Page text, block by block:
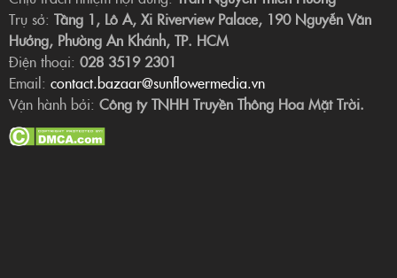
Trụ sở: Tầng 1, Lô A, Xi Riverview Palace, 190 Nguyễn Văn
Hưởng, Phường An Khánh, TP. HCM
Điện thoại: 028 3519 2301
Email: contact.bazaar@sunflowermedia.vn
Vận hành bởi: Công ty TNHH Truyền Thông Hoa Mặt Trời.